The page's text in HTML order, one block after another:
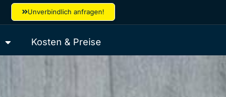
Unverbindlich anfragen!
Kosten & Preise